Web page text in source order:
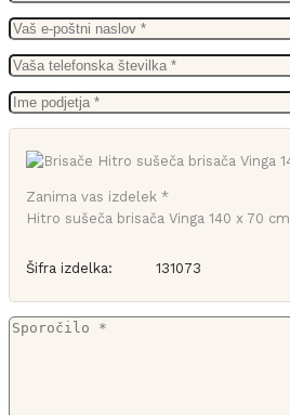
Zanima vas izdelek *
Hitro sušeča brisača Vinga 140 x 70 cm
Šifra izdelka: 131073